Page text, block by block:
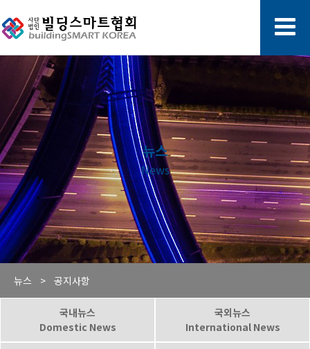
뉴스
News
뉴스 > 공지사항
국내뉴스
Domestic News
국외뉴스
International News